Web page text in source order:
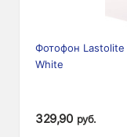
Фотофон
White
329,90 руб.